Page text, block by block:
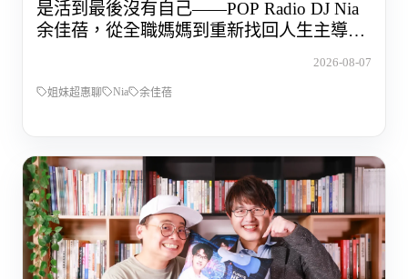
是活到最後沒有自己——POP Radio DJ Nia
余佳蓓，從全職媽媽到重新找回人生主導權
2026-08-07
姐妹超惠聊 Nia 余佳蓓